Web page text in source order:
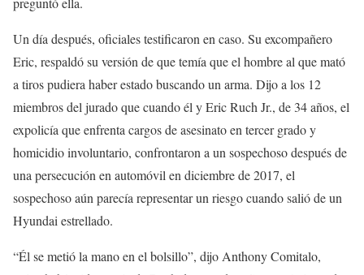
Un día después, oficiales testificaron en caso. Su excompañero
Eric, respaldó su versión de que temía que el hombre al que mató
a tiros pudiera haber estado buscando un arma. Dijo a los 12
miembros del jurado que cuando él y Eric Ruch Jr., de 34 años, el
expolicía que enfrenta cargos de asesinato en tercer grado y
homicidio involuntario, confrontaron a un sospechoso después de
una persecución en automóvil en diciembre de 2017, el
sospechoso aún parecía representar un riesgo cuando salió de un
Hyundai estrellado.
“Él se metió la mano en el bolsillo”, dijo Anthony Comitalo,